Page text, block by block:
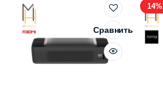
Сравнить
14%